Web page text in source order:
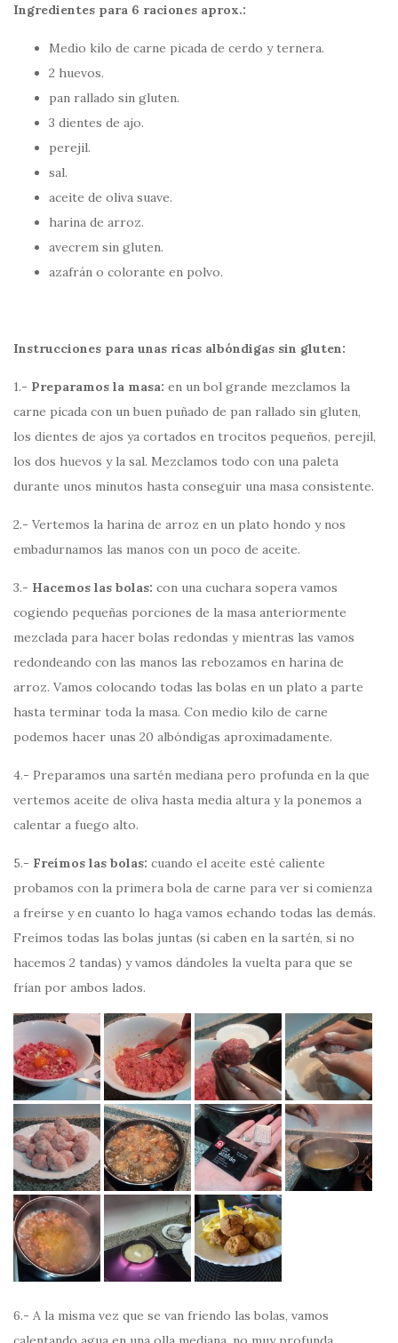
Ingredientes para 6 raciones aprox.:
Medio kilo de carne picada de cerdo y ternera.
2 huevos.
pan rallado sin gluten.
3 dientes de ajo.
perejil.
sal.
aceite de oliva suave.
harina de arroz.
avecrem sin gluten.
azafrán o colorante en polvo.
Instrucciones para unas ricas albóndigas sin gluten:
1.- Preparamos la masa: en un bol grande mezclamos la
carne picada con un buen puñado de pan rallado sin gluten,
los dientes de ajos ya cortados en trocitos pequeños, perejil,
los dos huevos y la sal. Mezclamos todo con una paleta
durante unos minutos hasta conseguir una masa consistente.
2.- Vertemos la harina de arroz en un plato hondo y nos
embadurnamos las manos con un poco de aceite.
3.- Hacemos las bolas: con una cuchara sopera vamos
cogiendo pequeñas porciones de la masa anteriormente
mezclada para hacer bolas redondas y mientras las vamos
redondeando con las manos las rebozamos en harina de
arroz. Vamos colocando todas las bolas en un plato a parte
hasta terminar toda la masa. Con medio kilo de carne
podemos hacer unas 20 albóndigas aproximadamente.
4.- Preparamos una sartén mediana pero profunda en la que
vertemos aceite de oliva hasta media altura y la ponemos a
calentar a fuego alto.
5.- Freímos las bolas: cuando el aceite esté caliente
probamos con la primera bola de carne para ver si comienza
a freírse y en cuanto lo haga vamos echando todas las demás.
Freímos todas las bolas juntas (si caben en la sartén, si no
hacemos 2 tandas) y vamos dándoles la vuelta para que se
frían por ambos lados.
6.- A la misma vez que se van friendo las bolas, vamos